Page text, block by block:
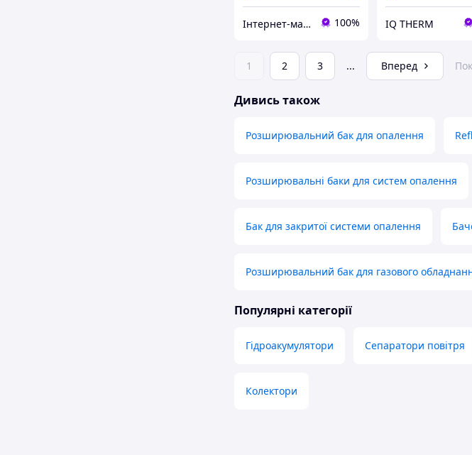
Інтернет-магазин Dominant 100% IQ THERM
1 2 3 ... Вперед
Дивись також
Розширювальний бак для опалення
Розширювальні баки для систем опалення
Бак для закритої системи опалення
Розширювальний бак для газового
Популярні категорії
Гідроакумулятори Сепаратори повітря
Колектори